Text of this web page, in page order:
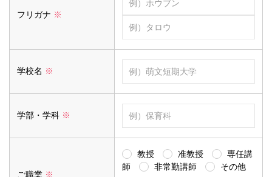
フリガナ ※
学校名 ※
学部・学科 ※
ご職業 ※
教授 准教授
専任講
師
非常勤講師 その他